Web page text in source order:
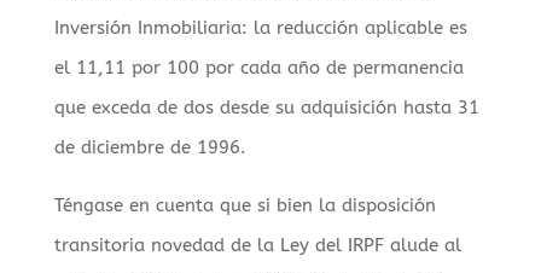
Inversión Inmobiliaria: la reducción aplicable es
el 11,11 por 100 por cada año de permanencia
que exceda de dos desde su adquisición hasta 31
de diciembre de 1996.
Téngase en cuenta que si bien la disposición
transitoria novedad de la Ley del IRPF alude al